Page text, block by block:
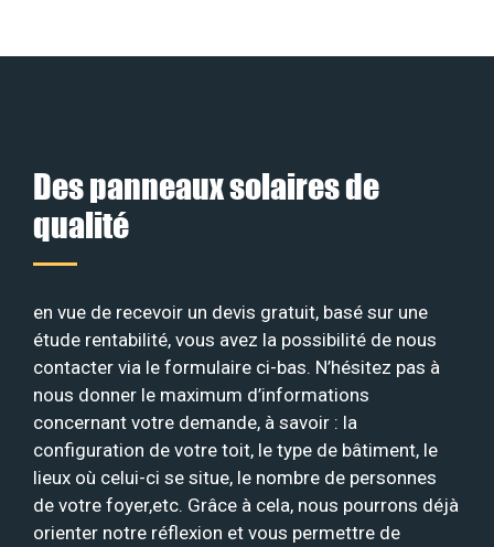
Des panneaux solaires de
qualité
en vue de recevoir un devis gratuit, basé sur une
étude rentabilité, vous avez la possibilité de nous
contacter via le formulaire ci-bas. N’hésitez pas à
nous donner le maximum d’informations
concernant votre demande, à savoir : la
configuration de votre toit, le type de bâtiment, le
lieux où celui-ci se situe, le nombre de personnes
de votre foyer,etc. Grâce à cela, nous pourrons déjà
orienter notre réflexion et vous permettre de